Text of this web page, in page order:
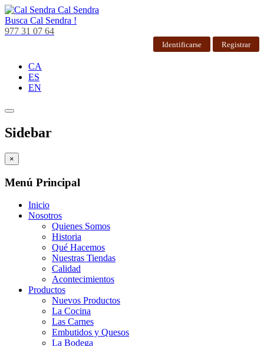
Cal Sendra
Busca Cal Sendra !
977 31 07 64
Identificarse Registrar
CA
ES
EN
Sidebar
×
Menú Principal
Inicio
Nosotros
Quienes Somos
Historia
Qué Hacemos
Nuestras Tiendas
Calidad
Acontecimientos
Productos
Nuevos Productos
La Cocina
Las Carnes
Embutidos y Quesos
La Bodega